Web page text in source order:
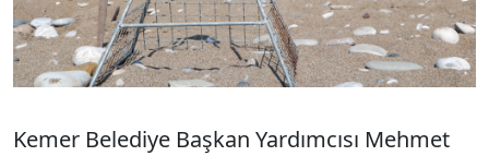
Kemer Belediye Başkan Yardımcısı Mehmet